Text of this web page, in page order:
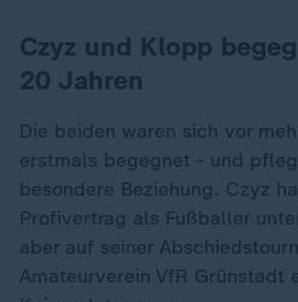
Czyz und Klopp
20 Jahren
Die beiden waren sich vor
erstmals begegnet - und
besondere Beziehung. Czyz
Profivertrag als Fußballer
aber auf seiner
Amateurverein VfR Grünstadt